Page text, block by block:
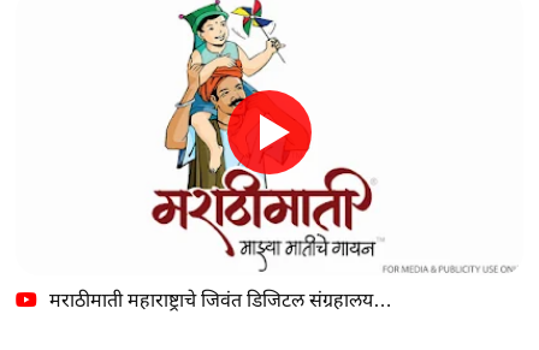
मराठीमाती महाराष्ट्राचे जिवंत डिजिटल संग्रहालय…